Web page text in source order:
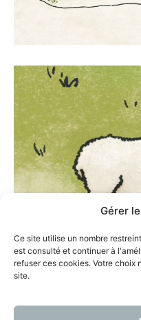
Gérer
Ce site utilise un nombre
est consulté et continuer à
refuser ces cookies. Votre
site.